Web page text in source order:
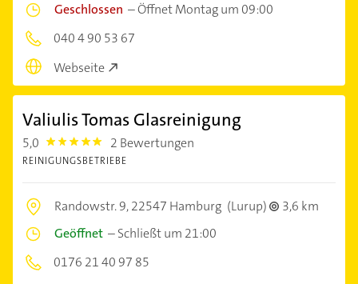
Geschlossen –Öffnet Montag um 09:00
040 4 90 53 67
Webseite
Valiulis Tomas Glasreinigung
5,0 5.0 2 Bewertungen
REINIGUNGSBETRIEBE
Randowstr. 9,22547 Hamburg (Lurup)
3,6 km
Geöffnet –Schließt um 21:00
0176 21 40 97 85